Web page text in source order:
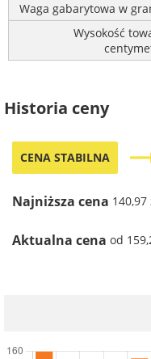
Waga gabarytowa w
Wysokość
Historia ceny
CENA STABILNA
Najniższa cena 140,97
Aktualna cena od